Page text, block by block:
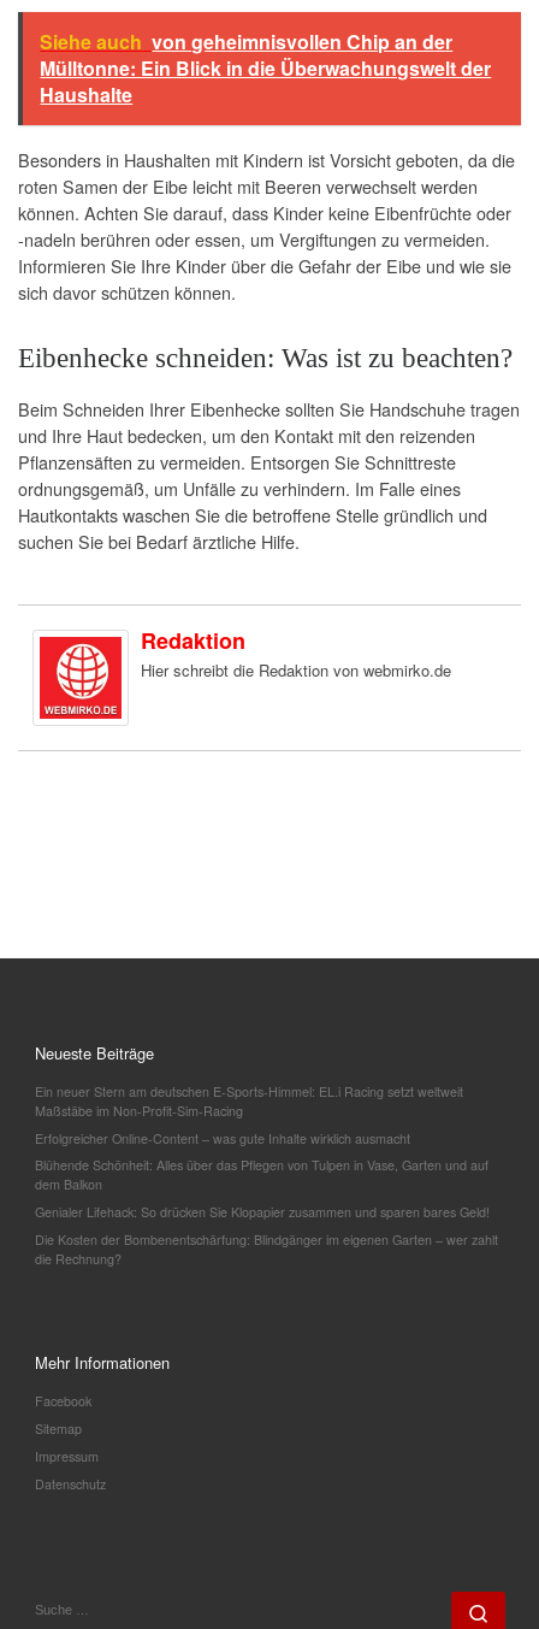
Siehe auch von geheimnisvollen Chip an der
Mülltonne: Ein Blick in die Überwachungswelt der
Haushalte
Besonders in Haushalten mit Kindern ist Vorsicht geboten, da die
roten Samen der Eibe leicht mit Beeren verwechselt werden
können. Achten Sie darauf, dass Kinder keine Eibenfrüchte oder
-nadeln berühren oder essen, um Vergiftungen zu vermeiden.
Informieren Sie Ihre Kinder über die Gefahr der Eibe und wie sie
sich davor schützen können.
Eibenhecke schneiden: Was ist zu beachten?
Beim Schneiden Ihrer Eibenhecke sollten Sie Handschuhe tragen
und Ihre Haut bedecken, um den Kontakt mit den reizenden
Pflanzensäften zu vermeiden. Entsorgen Sie Schnittreste
ordnungsgemäß, um Unfälle zu verhindern. Im Falle eines
Hautkontakts waschen Sie die betroffene Stelle gründlich und
suchen Sie bei Bedarf ärztliche Hilfe.
Redaktion
Hier schreibt die Redaktion von webmirko.de
Neueste Beiträge
Ein neuer Stern am deutschen E-Sports-Himmel: EL.i Racing setzt weltweit
Maßstäbe im Non-Profit-Sim-Racing
Erfolgreicher Online-Content – was gute Inhalte wirklich ausmacht
Blühende Schönheit: Alles über das Pflegen von Tulpen in Vase, Garten und auf
dem Balkon
Genialer Lifehack: So drücken Sie Klopapier zusammen und sparen bares Geld!
Die Kosten der Bombenentschärfung: Blindgänger im eigenen Garten – wer zahlt
die Rechnung?
Mehr Informationen
Facebook
Sitemap
Impressum
Datenschutz